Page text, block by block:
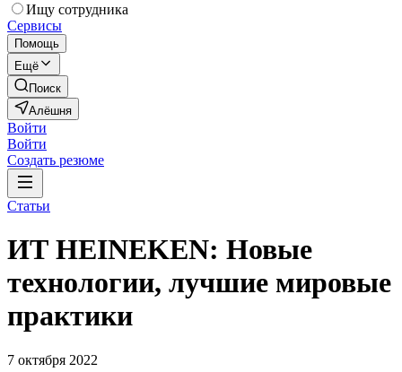
Ищу сотрудника
Сервисы
Помощь
Ещё
Поиск
Алёшня
Войти
Войти
Создать резюме
Статьи
ИТ HEINEKEN: Новые
технологии, лучшие мировые
практики
7 октября 2022